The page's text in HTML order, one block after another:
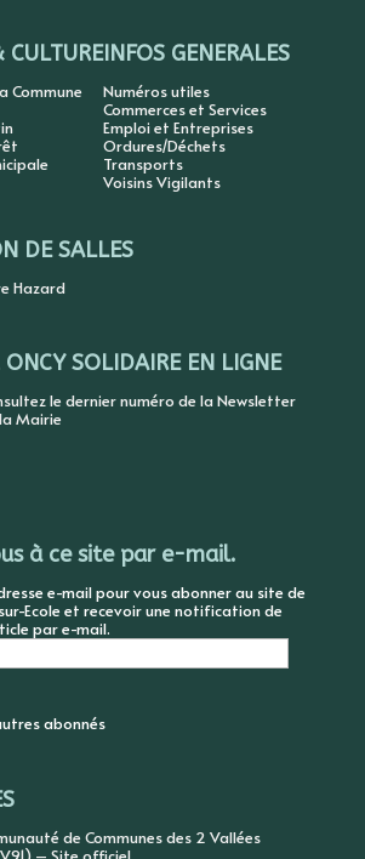
CULTURE
Commune
INFOS GENERALES
Numéros utiles
Commerces et Services
Emploi et Entreprises
Ordures/Déchets
Transports
Voisins Vigilants
DE SALLES
Hazard
ONCY SOLIDAIRE EN LIGNE
le dernier numéro de la Newsletter
Mairie
à ce site par e-mail.
e-mail pour vous abonner au site de
Ecole et recevoir une notification de
par e-mail.
abonnés
de Communes des 2 Vallées